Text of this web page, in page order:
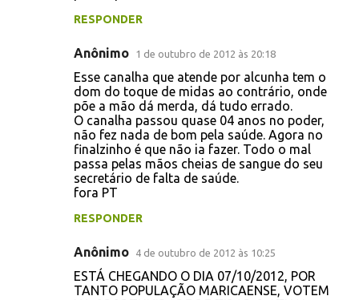
RESPONDER
Anônimo 1 de outubro de 2012 às 20:18
Esse canalha que atende por alcunha tem o
dom do toque de midas ao contrário, onde
põe a mão dá merda, dá tudo errado.
O canalha passou quase 04 anos no poder,
não fez nada de bom pela saúde. Agora no
finalzinho é que não ia fazer. Todo o mal
passa pelas mãos cheias de sangue do seu
secretário de falta de saúde.
fora PT
RESPONDER
Anônimo 4 de outubro de 2012 às 10:25
ESTÁ CHEGANDO O DIA 07/10/2012, POR
TANTO POPULAÇÃO MARICAENSE, VOTEM